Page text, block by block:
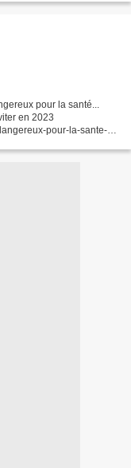
pour la santé...
en 2023
pour-la-sante-
[newsletter-